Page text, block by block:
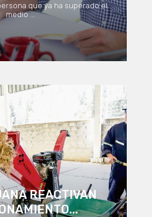
que ya ha superado el
medio ...
REACTIVAN